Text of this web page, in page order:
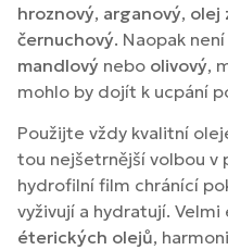
hroznový, arganový, olej
černuchový. Naopak
mandlový nebo olivový,
mohlo by dojít k ucpání
Použijte vždy kvalitní
tou nejšetrnější volbou v
hydrofilní film chránící
vyživují a hydratují.
éterických olejů,